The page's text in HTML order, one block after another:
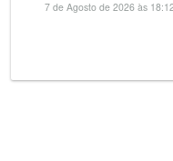
7 de Agosto de 2026 às